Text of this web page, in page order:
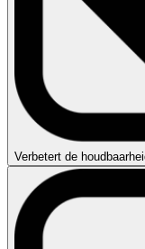
Verbetert de